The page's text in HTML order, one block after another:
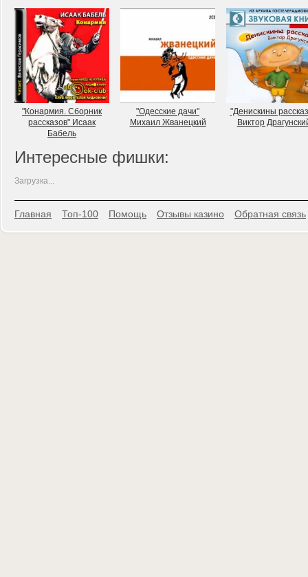
"Конармия. Сборник
рассказов" Исаак
Бабель
"Одесские дачи"
Михаил Жванецкий
"Денискины
Виктор
Интересные фишки:
Загрузка...
Главная Топ-100 Помощь Отзывы казино Обратная связь